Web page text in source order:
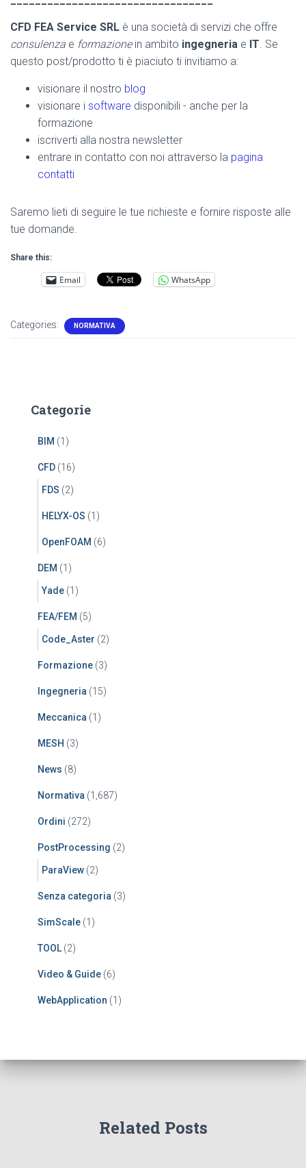
CFD FEA Service SRL è una società di servizi che offre
consulenza e formazionein ambito ingegneria e IT. Se
questo post/prodotto ti è piaciuto ti invitiamo a:
visionare il nostro blog
visionare i software disponibili - anche per la
formazione
iscriverti alla nostra newsletter
entrare in contatto con noi attraverso la pagina
contatti
Saremo lieti di seguire le tue richieste e fornire risposte alle
tue domande.
Share this:
Email WhatsApp
Categories: NORMATIVA
Categorie
BIM (1)
CFD (16)
FDS (2)
HELYX-OS (1)
OpenFOAM (6)
DEM (1)
Yade (1)
FEA/FEM (5)
Code_Aster (2)
Formazione (3)
Ingegneria (15)
Meccanica (1)
MESH (3)
News (8)
Normativa (1,687)
Ordini (272)
PostProcessing (2)
ParaView (2)
Senza categoria (3)
SimScale (1)
TOOL (2)
Video & Guide (6)
WebApplication (1)
Related Posts